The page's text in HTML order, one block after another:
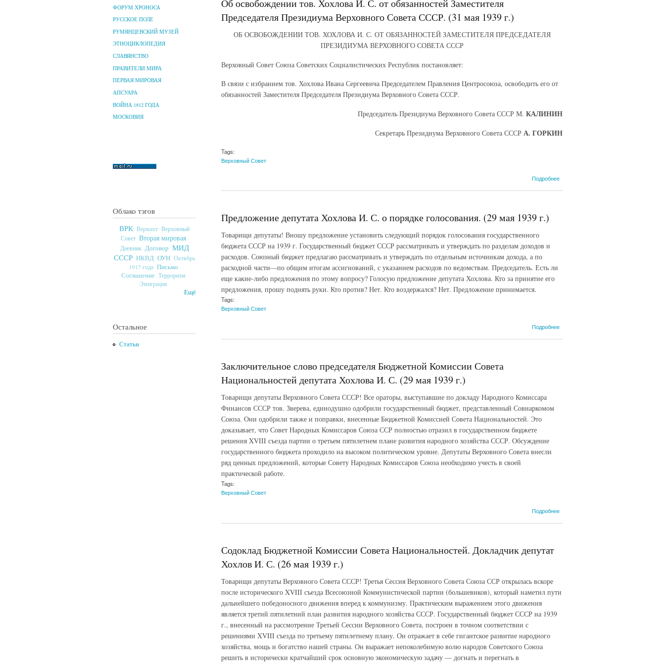
ФОРУМ ХРОНОСА
РУССКОЕ ПОЛЕ
РУМЯНЦЕВСКИЙ МУЗЕЙ
ЭТНОЦИКЛОПЕДИЯ
СЛАВЯНСТВО
ПРАВИТЕЛИ МИРА
ПЕРВАЯ МИРОВАЯ
АПСУАРА
ВОЙНА 1812 ГОДА
МОСКОВИЯ
Облако тэгов
ВРК Вермахт Верховный
Совет Вторая мировая
Дневник Договор МИД
СССР НКВД ОУН Октябрь
1917 года Письмо
Соглашение Терроризм
Эмиграция
Ещё
Остальное
Статьи
Об освобождении тов. Хохлова И. С. от обязанностей Заместителя
Председателя Президиума Верховного Совета СССР. (31 мая 1939 г.)
ОБ ОСВОБОЖДЕНИИ ТОВ. ХОХЛОВА И. С. ОТ ОБЯЗАННОСТЕЙ ЗАМЕСТИТЕЛЯ ПРЕДСЕДАТЕЛЯ
ПРЕЗИДИУМА ВЕРХОВНОГО СОВЕТА СССР
Верховный Совет Союза Советских Социалистических Республик постановляет:
В связи с избранием тов. Хохлова Ивана Сергеевича Председателем Правления Центросоюза, освободить его от
обязанностей Заместителя Председателя Президиума Верховного Совета СССР.
Председатель Президиума Верховного Совета СССР М. КАЛИНИН
Секретарь Президиума Верховного Совета СССР А. ГОРКИН
Tags:
Верховный Совет
Подробнее
Предложение депутата Хохлова И. С. о порядке голосования. (29 мая 1939 г.)
Товарищи депутаты! Вношу предложение установить следующий порядок голосования государственного
бюджета СССР на 1939 г. Государственный бюджет СССР рассматривать и утверждать по разделам доходов и
расходов. Союзный бюджет предлагаю рассматривать и утверждать по отдельным источникам дохода, а по
расходной части—по общим итогам ассигнований, с указанием расходов по ведомствам. Председатель. Есть ли
еще какие-либо предложения по этому вопросу? Голосую предложение депутата Хохлова. Кто за принятие его
предложения, прошу поднять руки. Кто против? Нет. Кто воздержался? Нет. Предложение принимается.
Tags:
Верховный Совет
Подробнее
Заключительное слово председателя Бюджетной Комиссии Совета
Национальностей депутата Хохлова И. С. (29 мая 1939 г.)
Товарищи депутаты Верховного Совета СССР! Все ораторы, выступавшие по докладу Народного Комиссара
Финансов СССР тов. Зверева, единодушно одобрили государственный бюджет, представленный Совнаркомом
Союза. Они одобрили также и поправки, внесенные Бюджетной Комиссией Совета Национальностей. Это
доказывает, что Совет Народных Комиссаров Союза ССР полностью отразил в государственном бюджете
решения XVIII съезда партии о третьем пятилетнем плане развития народного хозяйства СССР. Обсуждение
государственного бюджета проходило на высоком политическом уровне. Депутаты Верховного Совета внесли
ряд ценных предложений, которые Совету Народных Комиссаров Союза необходимо учесть в своей
практической работе.
Tags:
Верховный Совет
Подробнее
Содоклад Бюджетной Комиссии Совета Национальностей. Докладчик депутат
Хохлов И. С. (26 мая 1939 г.)
Товарищи депутаты Верховного Совета СССР! Третья Сессия Верховного Совета Союза ССР открылась вскоре
после исторического XVIII съезда Всесоюзной Коммунистической партии (большевиков), который наметил пути
дальнейшего победоносного движения вперед к коммунизму. Практическим выражением этого движения
является третий пятилетний план развития народного хозяйства СССР. Государственный бюджет СССР на 1939
г., внесенный на рассмотрение Третьей Сессии Верховного Совета, построен в точном соответствии с
решениями XVIII съезда по третьему пятилетнему плану. Он отражает в себе гигантское развитие народного
хозяйства, мощь и богатство нашей страны. Он выражает непоколебимую волю народов Советского Союза
решить в исторически кратчайший срок основную экономическую задачу — догнать и перегнать в